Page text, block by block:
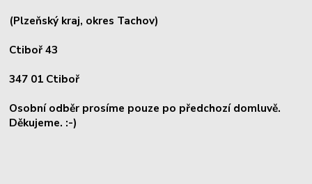
(Plzeňský kraj, okres Tachov)
Ctiboř 43
347 01 Ctiboř
Osobní odběr prosíme pouze po předchozí domluvě.
Děkujeme. :-)